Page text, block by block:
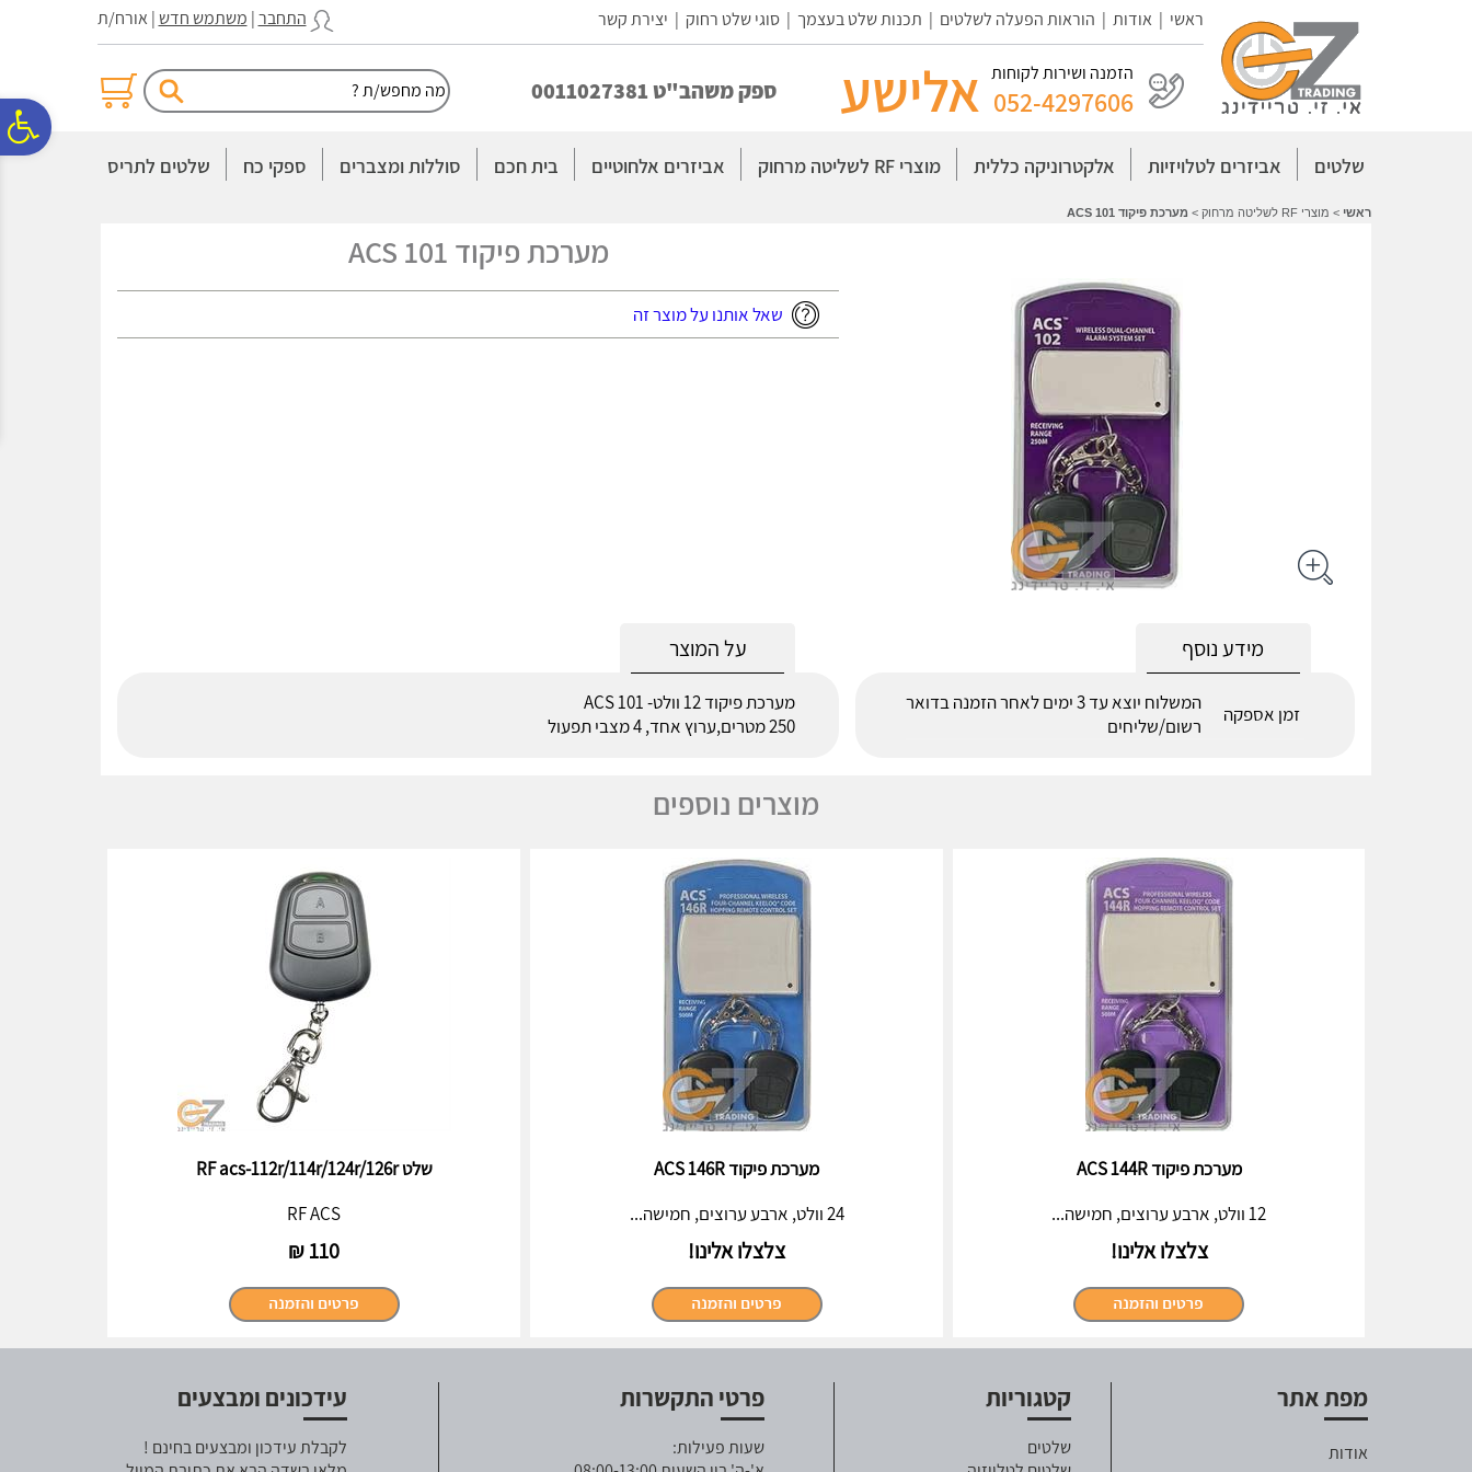
נגישות
אתר
המרכזי
ראשי | אודות | הוראות הפעלה לשלטים | תכנות שלט בעצמך |סוגי שלט רחוק | יצירת קשר התחבר| משתמש חדש| אורח/ת
הזמנה ושירות לקוחות
052-4297606 אלישע ספק משהב"ט 0011027381
שלטים אביזרים לטלויזיות אלקטרוניקה כללית מוצרי RF לשליטה מרחוק אביזרים אלחוטיים בית חכם סוללות ומצברים ספקי כח שלטים לתריס
ראשי > מוצרי RF לשליטה מרחוק > מערכת פיקוד ACS 101
מערכת פיקוד ACS 101
שאל אותנו על מוצר זה
על המוצר
מערכת פיקוד 12 וולט- ACS 101
250 מטרים,ערוץ אחד, 4 מצבי תפעול
מידע נוסף
זמן אספקה
המשלוח יוצא עד 3 ימים לאחר הזמנה בדואר
רשום/שליחים
מוצרים נוספים
מערכת פיקוד ACS 144R
12 וולט, ארבע ערוצים, חמישה...
צלצלו אלינו!
מערכת פיקוד ACS 146R
24 וולט, ארבע ערוצים, חמישה...
צלצלו אלינו!
שלט RF acs-112r/114r/124r/126r
RF ACS
110
₪
מפת אתר
אודות
קטגוריות
שלטים
פרטי התקשרות
שעות פעילות:
עידכונים ומבצעים
לקבלת עידכון ומבצעים בחינם !